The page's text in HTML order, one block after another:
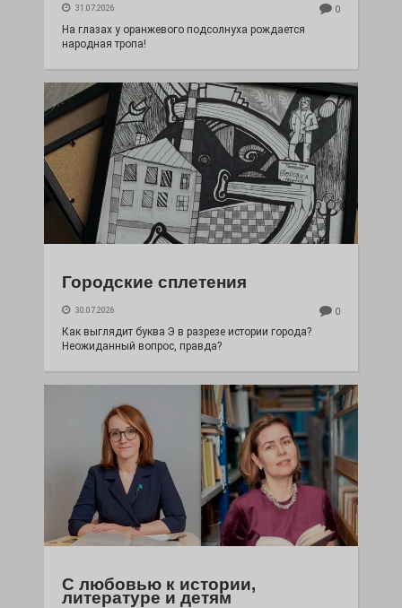
31.07.2026 0
На глазах у оранжевого подсолнуха рождается
народная тропа!
Городские сплетения
30.07.2026 0
Как выглядит буква Э в разрезе истории города?
Неожиданный вопрос, правда?
С любовью к истории,
литературе и детям